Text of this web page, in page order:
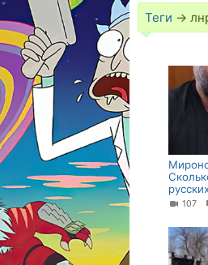
Теги →
107